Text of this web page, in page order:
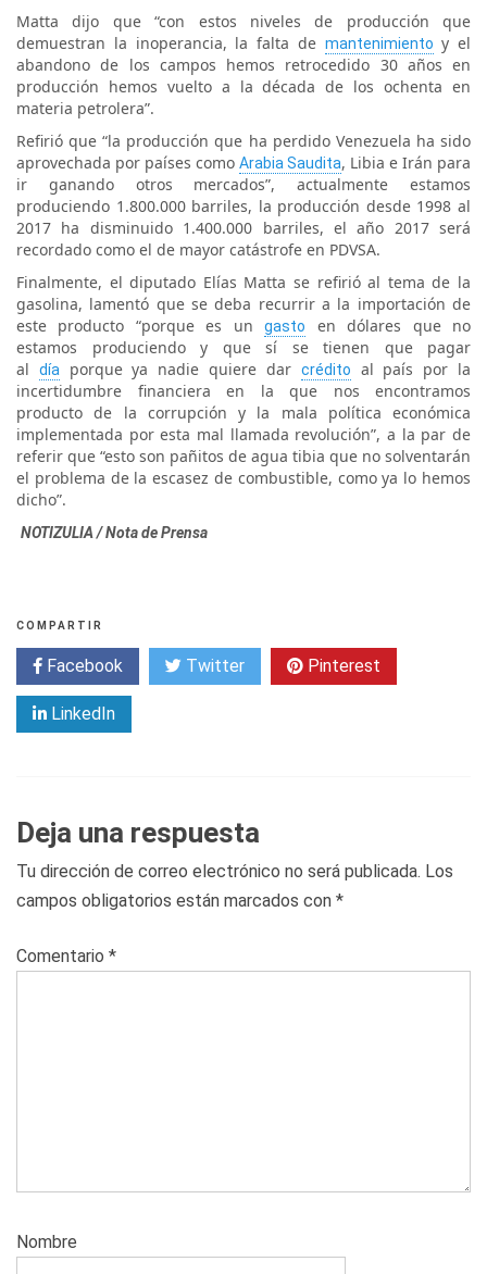
Matta dijo que “con estos niveles de producción que
demuestran la inoperancia, la falta de mantenimiento y el
abandono de los campos hemos retrocedido 30 años en
producción hemos vuelto a la década de los ochenta en
materia petrolera”.
Refirió que “la producción que ha perdido Venezuela ha sido
aprovechada por países como Arabia Saudita, Libia e Irán para
ir ganando otros mercados”, actualmente estamos
produciendo 1.800.000 barriles, la producción desde 1998 al
2017 ha disminuido 1.400.000 barriles, el año 2017 será
recordado como el de mayor catástrofe en PDVSA.
Finalmente, el diputado Elías Matta se refirió al tema de la
gasolina, lamentó que se deba recurrir a la importación de
este producto “porque es ungasto
en dólares que no
estamos produciendo y que sí se tienen que pagar
al
día porque ya nadie quiere dar crédito
al país por la
incertidumbre financiera en la que nos encontramos
producto de la corrupción y la mala política económica
implementada por esta mal llamada revolución”, a la par de
referir que “esto son pañitos de agua tibia que no solventarán
el problema de la escasez de combustible, como ya lo hemos
dicho”.
NOTIZULIA / Nota de Prensa
COMPARTIR
Facebook Twitter Pinterest
LinkedIn
Deja una respuesta
Tu dirección de correo electrónico no será publicada. Los
campos obligatorios están marcados con *
Comentario *
Nombre